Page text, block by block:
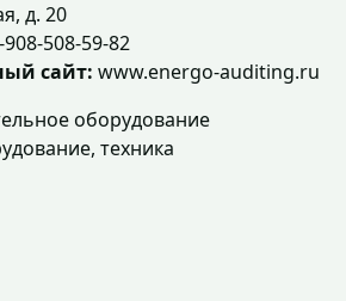
д. 20
908-508-59-82
сайт: www.energo-auditing.ru
оборудование
техника